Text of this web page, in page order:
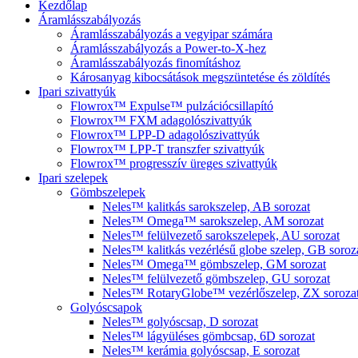
Kezdőlap
Áramlásszabályozás
Áramlásszabályozás a vegyipar számára
Áramlásszabályozás a Power-to-X-hez
Áramlásszabályozás finomításhoz
Károsanyag kibocsátások megszüntetése és zöldítés
Ipari szivattyúk
Flowrox™ Expulse™ pulzációcsillapító
Flowrox™ FXM adagolószivattyúk
Flowrox™ LPP-D adagolószivattyúk
Flowrox™ LPP-T transzfer szivattyúk
Flowrox™ progresszív üreges szivattyúk
Ipari szelepek
Gömbszelepek
Neles™ kalitkás sarokszelep, AB sorozat
Neles™ Omega™ sarokszelep, AM sorozat
Neles™ felülvezető sarokszelepek, AU sorozat
Neles™ kalitkás vezérlésű globe szelep, GB
Neles™ Omega™ gömbszelep, GM sorozat
Neles™ felülvezető gömbszelep, GU sorozat
Neles™ RotaryGlobe™ vezérlőszelep, ZX
Golyóscsapok
Neles™ golyóscsap, D sorozat
Neles™ lágyüléses gömbcsap, 6D sorozat
Neles™ kerámia golyóscsap, E sorozat